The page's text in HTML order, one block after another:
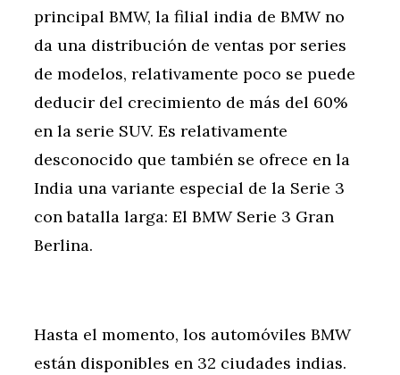
principal BMW, la filial india de BMW no
da una distribución de ventas por series
de modelos, relativamente poco se puede
deducir del crecimiento de más del 60%
en la serie SUV. Es relativamente
desconocido que también se ofrece en la
India una variante especial de la Serie 3
con batalla larga: El BMW Serie 3 Gran
Berlina.
Hasta el momento, los automóviles BMW
están disponibles en 32 ciudades indias.